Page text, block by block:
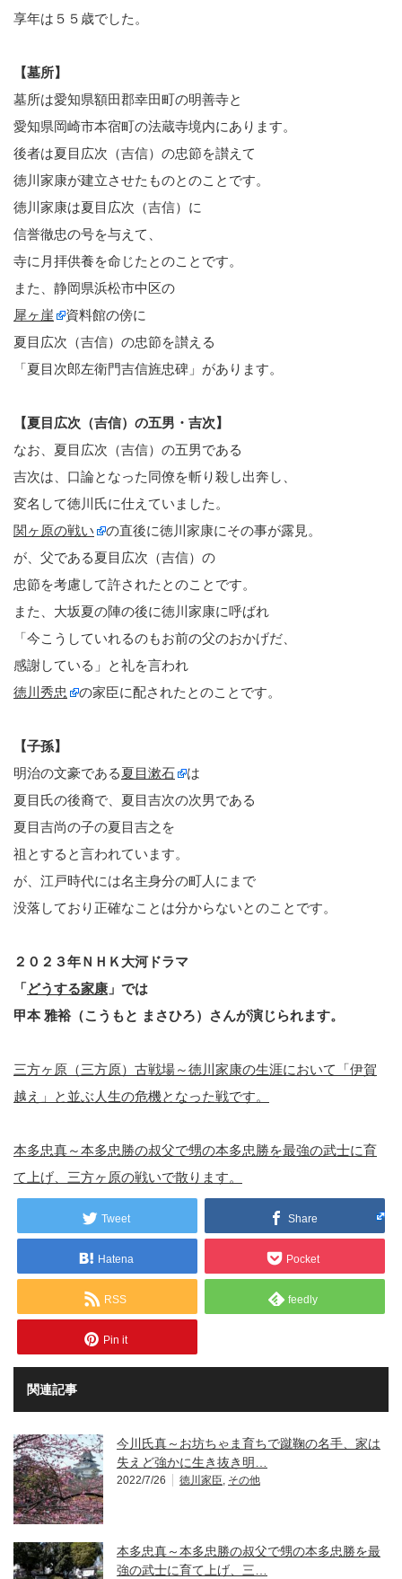
享年は５５歳でした。
【墓所】
墓所は愛知県額田郡幸田町の明善寺と
愛知県岡崎市本宿町の法蔵寺境内にあります。
後者は夏目広次（吉信）の忠節を讃えて
徳川家康が建立させたものとのことです。
徳川家康は夏目広次（吉信）に
信誉徹忠の号を与えて、
寺に月拝供養を命じたとのことです。
また、静岡県浜松市中区の
犀ヶ崖
資料館の傍に
夏目広次（吉信）の忠節を讃える
「夏目次郎左衛門吉信旌忠碑」があります。
【夏目広次（吉信）の五男・吉次】
なお、夏目広次（吉信）の五男である
吉次は、口論となった同僚を斬り殺し出奔し、
変名して徳川氏に仕えていました。
関ヶ原の戦い
の直後に徳川家康にその事が露見。
が、父である夏目広次（吉信）の
忠節を考慮して許されたとのことです。
また、大坂夏の陣の後に徳川家康に呼ばれ
「今こうしていれるのもお前の父のおかげだ、
感謝している」と礼を言われ
徳川秀忠
の家臣に配されたとのことです。
【子孫】
明治の文豪である夏目漱石
は
夏目氏の後裔で、夏目吉次の次男である
夏目吉尚の子の夏目吉之を
祖とすると言われています。
が、江戸時代には名主身分の町人にまで
没落しており正確なことは分からないとのことです。
２０２３年ＮＨＫ大河ドラマ
「どうする家康 」では
甲本 雅裕（こうもと まさひろ）さんが演じられます。
三方ヶ原（三方原）古戦場～徳川家康の生涯において「伊賀
越え」と並ぶ人生の危機となった戦です。
本多忠真～本多忠勝の叔父で甥の本多忠勝を最強の武士に育
て上げ、三方ヶ原の戦いで散ります。
Tweet Share
Hatena Pocket
RSS feedly
Pin it
関連記事
今川氏真～お坊ちゃま育ちで蹴鞠の名手、家は
失えど強かに生き抜き明…
2022/7/26 徳川家臣 その他
本多忠真～本多忠勝の叔父で甥の本多忠勝を最
強の武士に育て上げ、三…